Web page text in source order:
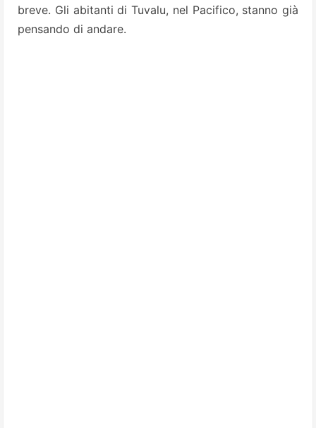
breve. Gli abitanti di Tuvalu, nel Pacifico, stanno già
pensando di andare.